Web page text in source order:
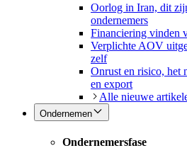
Oorlog in Iran, dit
ondernemers
Financiering vinden
Verplichte AOV
zelf
Onrust en risico, het
en export
Alle nieuwe
Ondernemen
Ondernemersfase